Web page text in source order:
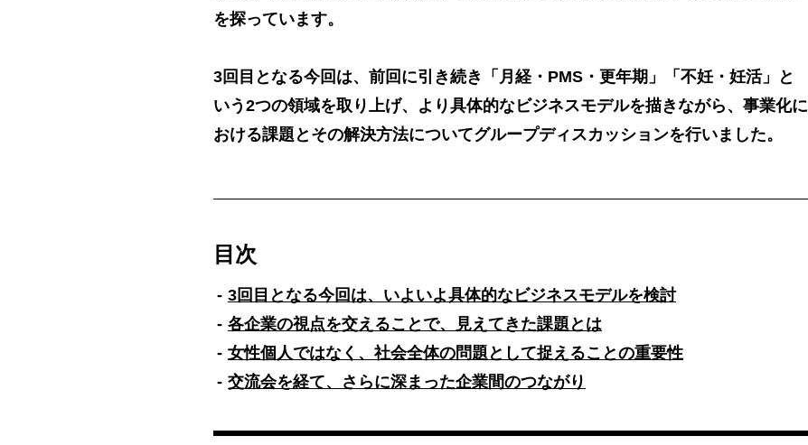
を探っています。
3回目となる今回は、前回に引き続き「月経・PMS・更年期」「不妊・妊活」と
いう2つの領域を取り上げ、より具体的なビジネスモデルを描きながら、事業化に
おける課題とその解決方法についてグループディスカッションを行いました。
目次
3回目となる今回は、いよいよ具体的なビジネスモデルを検討
各企業の視点を交えることで、見えてきた課題とは
女性個人ではなく、社会全体の問題として捉えることの重要性
交流会を経て、さらに深まった企業間のつながり